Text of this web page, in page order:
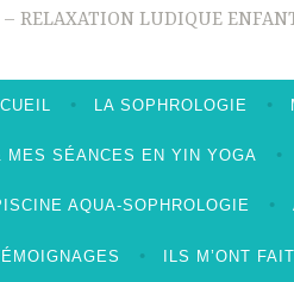
– RELAXATION LUDIQUE
LA SOPHROLOGIE
MES SÉANCES EN YIN YOGA
AQUA-SOPHROLOGIE
ILS M’ONT